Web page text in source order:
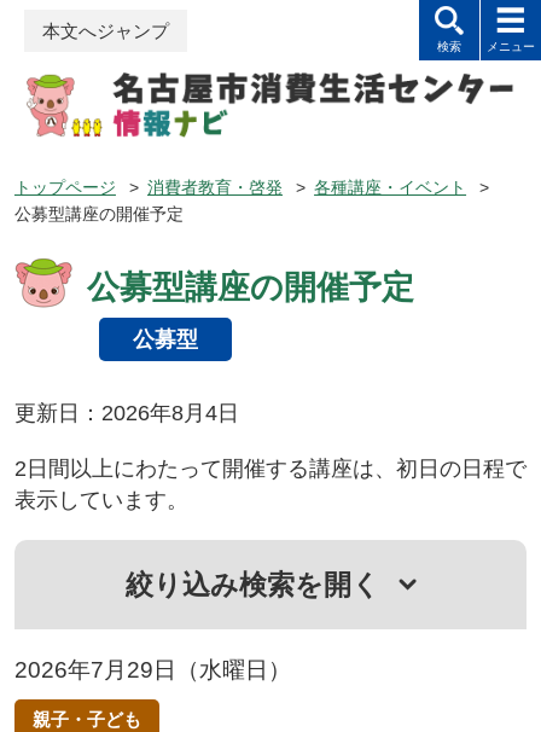
本文へジャンプ
トップページ > 消費者教育・啓発 > 各種講座・イベント
>
公募型講座の開催予定
公募型講座の開催予定
公募型
更新日：2026年8月4日
2日間以上にわたって開催する講座は、初日の日程で
表示しています。
絞り込み検索を開く
2026年7月29日（水曜日）
親子・子ども